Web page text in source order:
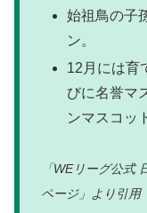
始祖鳥の子
ン。
12月には育
びに名誉マ
ンマスコッ
「WEリーグ公式
ページ」より引用